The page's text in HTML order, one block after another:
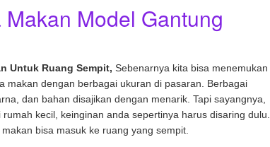
Model Gantung
Untuk Ruang Sempit, Sebenarnya kita bisa menemukan
makan dengan berbagai ukuran di pasaran. Berbagai
dan bahan disajikan dengan menarik. Tapi sayangnya,
rumah kecil, keinginan anda sepertinya harus disaring dulu.
bisa masuk ke ruang yang sempit.